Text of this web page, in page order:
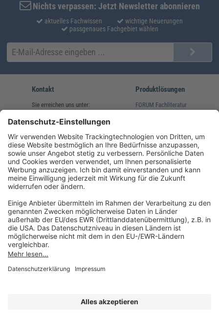
Nichts verpassen: Jetzt Newsletter abonnieren
aktuelles Fachwissen
wichtige Neuerungen
passgenaues Fachgebiet wählen
Kontakt
Sie erreichen uns unter:
(08233) 38 11 23
service@forum-verlag.com
Mo-Do 07:30 - 17:00 Uhr
Fr 07:30 - 15:00 Uhr
Produktlösungen
FORUM Fachliteratur
Folgen Sie uns
Impressum
Datenschutz
AGB und Lizenzbedingungen